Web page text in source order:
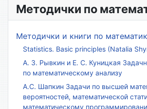
Методички по
Методички и книги по
Statistics. Basic principles (Natalia
А. З. Рывкин и Е. С. Куницкая
по математическому анализу
А.С. Шапкин Задачи по высшей
вероятностей, математической
математическому